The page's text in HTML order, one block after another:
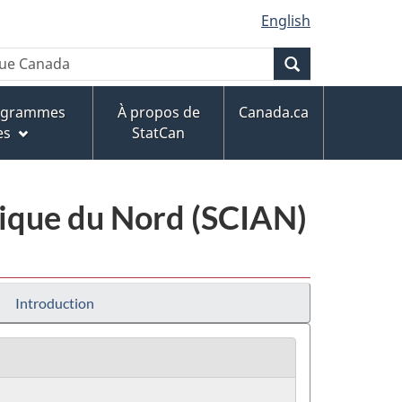
English
À propos de
StatCan
Canada.ca
du Nord (SCIAN)
Introduction